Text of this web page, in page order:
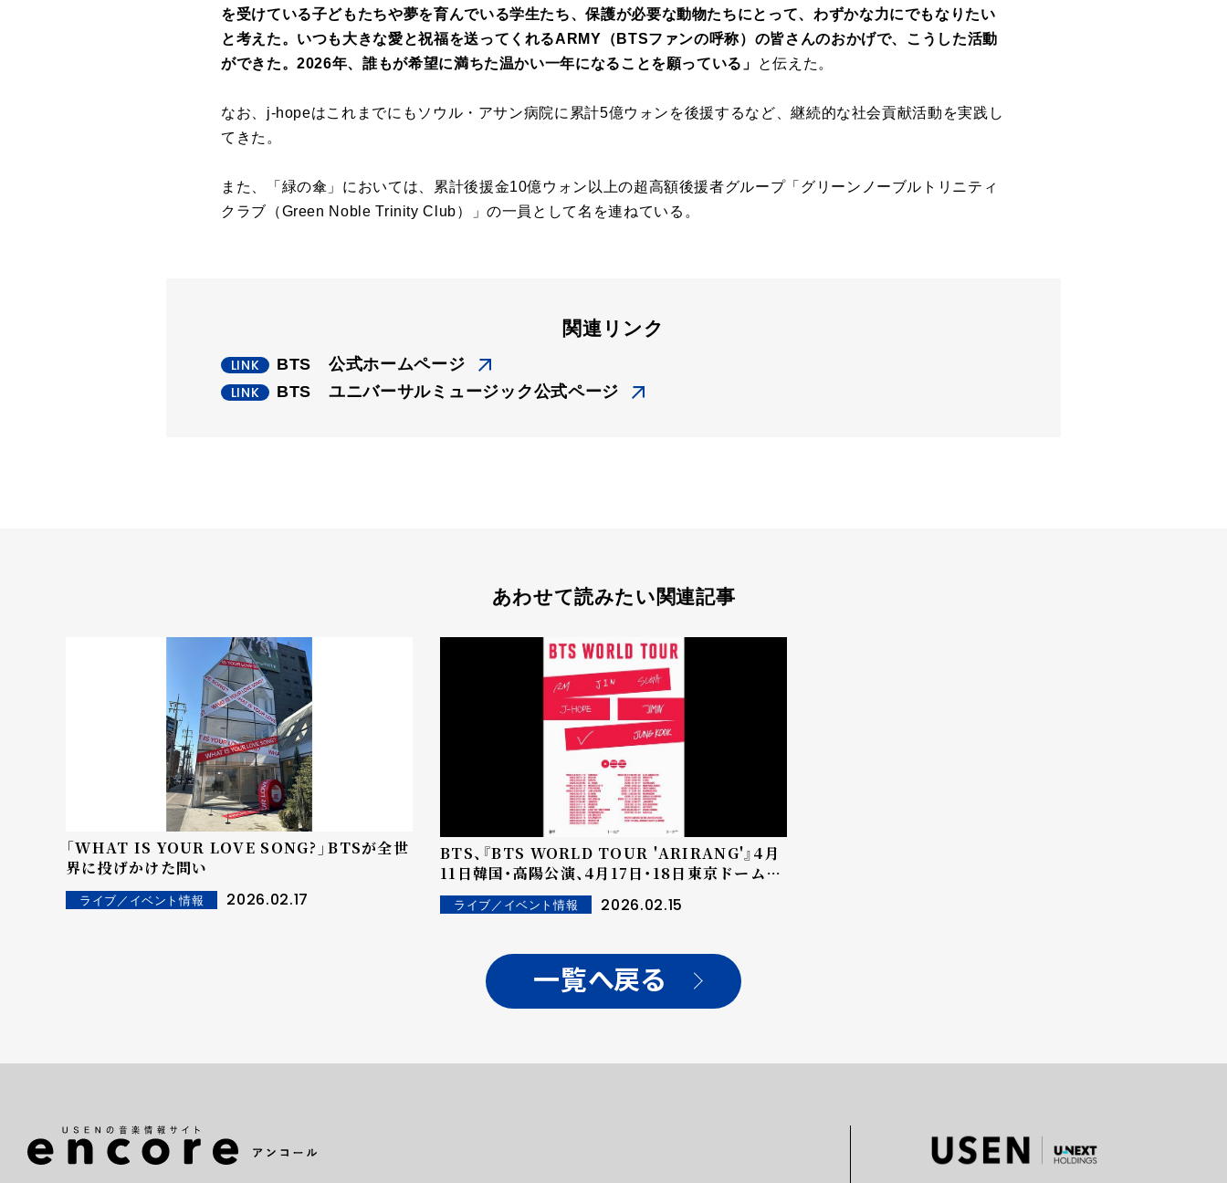
を受けている子どもたちや夢を育んでいる学生たち、保護が必要な動物たちにとって、わずかな力にでもなりたい
と考えた。いつも大きな愛と祝福を送ってくれるARMY（BTSファンの呼称）の皆さんのおかげで、こうした活動
ができた。2026年、誰もが希望に満ちた温かい一年になることを願っている」
と伝えた。
なお、j-hopeはこれまでにもソウル・アサン病院に累計5億ウォンを後援するなど、継続的な社会貢献活動を実践し
てきた。
また、「緑の傘」においては、累計後援金10億ウォン以上の超高額後援者グループ「グリーンノーブルトリニティ
クラブ（Green Noble Trinity Club）」の一員として名を連ねている。
関連リンク
BTS 公式ホームページ
BTS ユニバーサルミュージック公式ページ
あわせて読みたい関連記事
「WHAT IS YOUR LOVE SONG?」――BTSが全世
界に投げかけた問い
ライブ／イベント情報 2026.02.17
BTS、『BTS WORLD TOUR 'ARIRANG'』4月
11日韓国・高陽公演、4月17日・18日東京ドーム公
演をリアルタイム中継...2月25日より受付開始
世界75ヶ国・地域、3,500館以上のスクリーンで
ライブ／イベント情報 2026.02.15
一覧へ戻る